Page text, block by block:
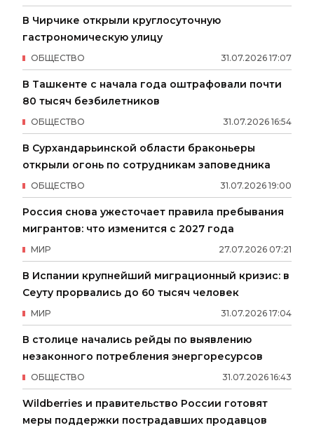
В Чирчике открыли круглосуточную
гастрономическую улицу
31.07.2026 17:07
ОБЩЕСТВО
В Ташкенте с начала года оштрафовали почти
80 тысяч безбилетников
31.07.2026 16:54
ОБЩЕСТВО
В Сурхандарьинской области браконьеры
открыли огонь по сотрудникам заповедника
31.07.2026 19:00
ОБЩЕСТВО
Россия снова ужесточает правила пребывания
мигрантов: что изменится с 2027 года
27.07.2026 07:21
МИР
В Испании крупнейший миграционный кризис: в
Сеуту прорвались до 60 тысяч человек
31.07.2026 17:04
МИР
В столице начались рейды по выявлению
незаконного потребления энергоресурсов
31.07.2026 16:43
ОБЩЕСТВО
Wildberries и правительство России готовят
меры поддержки пострадавших продавцов